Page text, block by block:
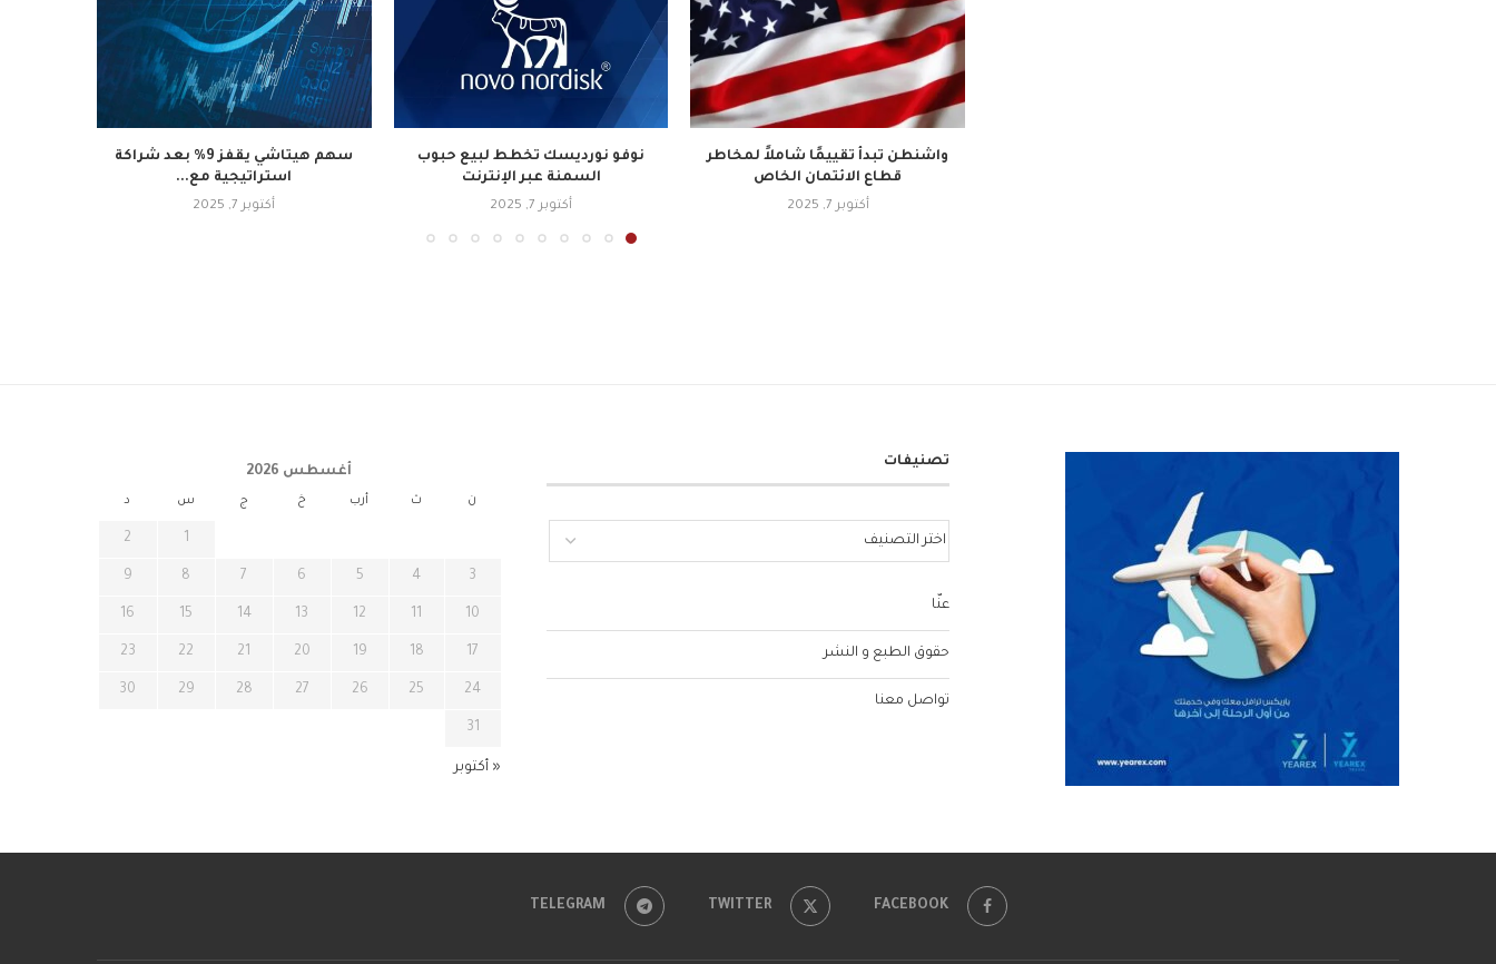
واشنطن تبدأ تقييمًا شاملاً لمخاطر
قطاع الائتمان الخاص
أكتوبر 7, 2025
نوفو نورديسك تخطط لبيع حبوب
السمنة عبر الإنترنت
أكتوبر 7, 2025
سهم هيتاشي يقفز 9% بعد شراكة
استراتيجية مع...
أكتوبر 7, 2025
تصنيفات
عنّا
حقوق الطبع و النشر
تواصل معنا
أغسطس 2026
ن ث أرب خ ج س د
1
2
3
4
5
6
7
8
9
10
11
12
13
14
15
16
17
18
19
20
21
22
23
24
25
26
27
28
29
30
31
« أكتوبر
FACEBOOK
TWITTER
TELEGRAM